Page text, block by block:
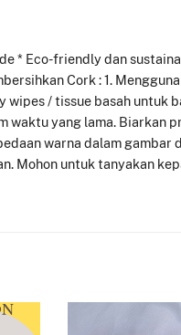
* Eco-friendly dan
Cork : 1.
/ tissue basah untuk
waktu yang lama. Biarkan
warna dalam gambar
Mohon untuk tanyakan